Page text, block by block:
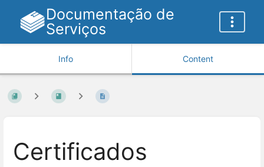
Documentação de
Serviços
Info Content
Certificados